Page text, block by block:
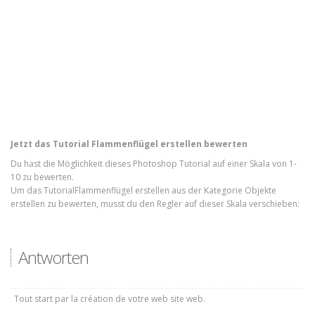
Jetzt das Tutorial Flammenflügel erstellen bewerten
Du hast die Möglichkeit dieses Photoshop Tutorial auf einer Skala von 1-
10 zu bewerten.
Um das TutorialFlammenflügel erstellen aus der Kategorie Objekte
erstellen zu bewerten, musst du den Regler auf dieser Skala verschieben:
Antworten
Tout start par la création de votre web site web.